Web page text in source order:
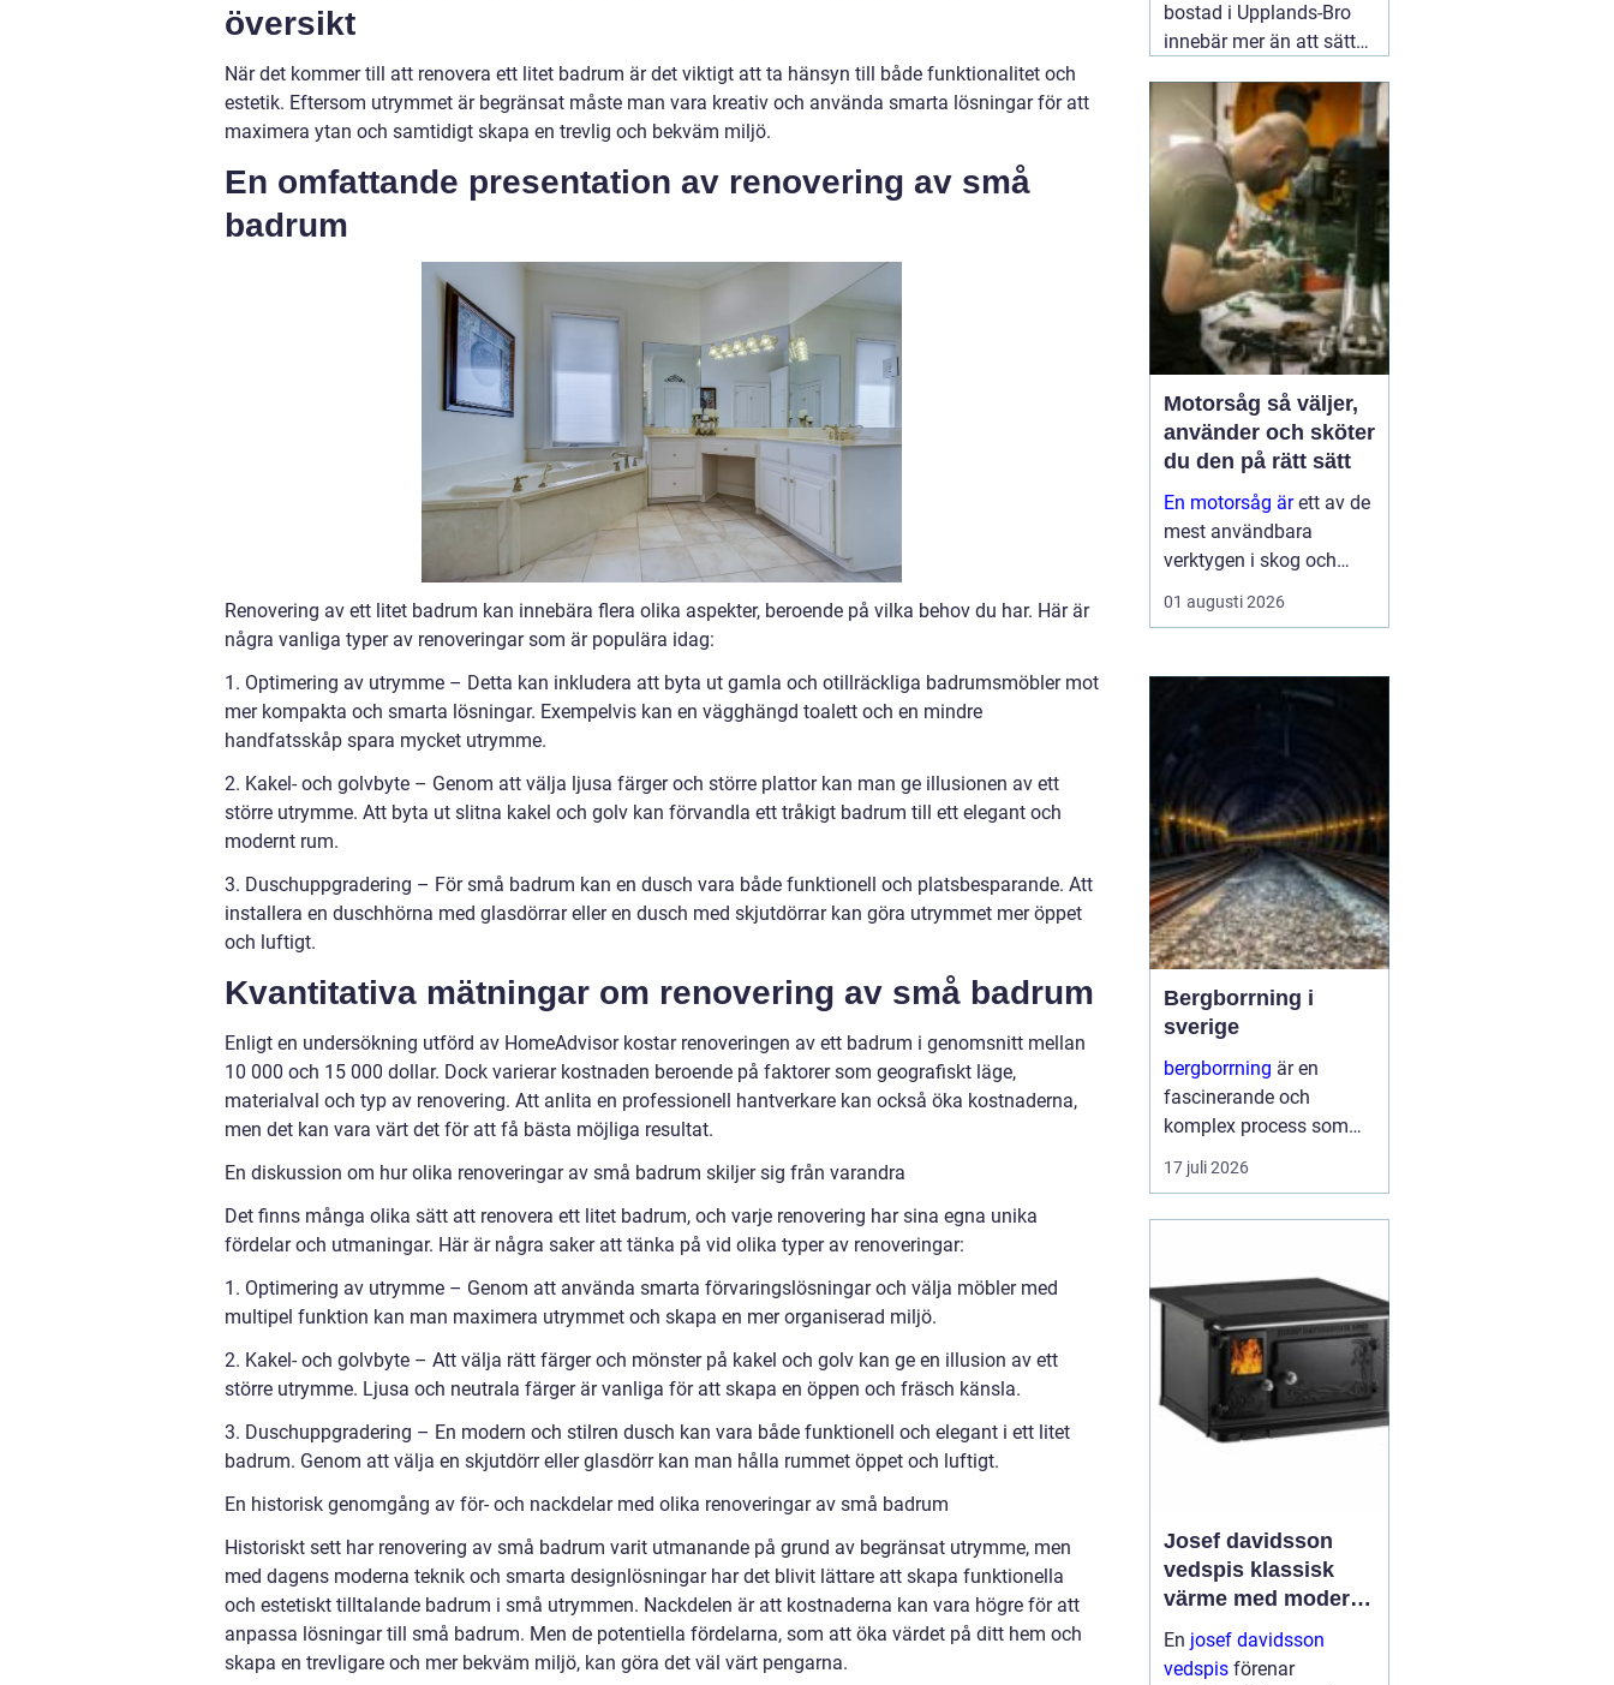
översikt
När det kommer till att renovera ett litet badrum är det viktigt att ta hänsyn till både funktionalitet och
estetik. Eftersom utrymmet är begränsat måste man vara kreativ och använda smarta lösningar för att
maximera ytan och samtidigt skapa en trevlig och bekväm miljö.
En omfattande presentation av renovering av små
badrum
Renovering av ett litet badrum kan innebära flera olika aspekter, beroende på vilka behov du har. Här är
några vanliga typer av renoveringar som är populära idag:
1. Optimering av utrymme – Detta kan inkludera att byta ut gamla och otillräckliga badrumsmöbler mot
mer kompakta och smarta lösningar. Exempelvis kan en vägghängd toalett och en mindre
handfatsskåp spara mycket utrymme.
2. Kakel- och golvbyte – Genom att välja ljusa färger och större plattor kan man ge illusionen av ett
större utrymme. Att byta ut slitna kakel och golv kan förvandla ett tråkigt badrum till ett elegant och
modernt rum.
3. Duschuppgradering – För små badrum kan en dusch vara både funktionell och platsbesparande. Att
installera en duschhörna med glasdörrar eller en dusch med skjutdörrar kan göra utrymmet mer öppet
och luftigt.
Kvantitativa mätningar om renovering av små badrum
Enligt en undersökning utförd av HomeAdvisor kostar renoveringen av ett badrum i genomsnitt mellan
10 000 och 15 000 dollar. Dock varierar kostnaden beroende på faktorer som geografiskt läge,
materialval och typ av renovering. Att anlita en professionell hantverkare kan också öka kostnaderna,
men det kan vara värt det för att få bästa möjliga resultat.
En diskussion om hur olika renoveringar av små badrum skiljer sig från varandra
Det finns många olika sätt att renovera ett litet badrum, och varje renovering har sina egna unika
fördelar och utmaningar. Här är några saker att tänka på vid olika typer av renoveringar:
1. Optimering av utrymme – Genom att använda smarta förvaringslösningar och välja möbler med
multipel funktion kan man maximera utrymmet och skapa en mer organiserad miljö.
2. Kakel- och golvbyte – Att välja rätt färger och mönster på kakel och golv kan ge en illusion av ett
större utrymme. Ljusa och neutrala färger är vanliga för att skapa en öppen och fräsch känsla.
3. Duschuppgradering – En modern och stilren dusch kan vara både funktionell och elegant i ett litet
badrum. Genom att välja en skjutdörr eller glasdörr kan man hålla rummet öppet och luftigt.
En historisk genomgång av för- och nackdelar med olika renoveringar av små badrum
Historiskt sett har renovering av små badrum varit utmanande på grund av begränsat utrymme, men
med dagens moderna teknik och smarta designlösningar har det blivit lättare att skapa funktionella
och estetiskt tilltalande badrum i små utrymmen. Nackdelen är att kostnaderna kan vara högre för att
anpassa lösningar till små badrum. Men de potentiella fördelarna, som att öka värdet på ditt hem och
skapa en trevligare och mer bekväm miljö, kan göra det väl värt pengarna.
bostad i Upplands-Bro
innebär mer än att sätta
annons. Marknaden rör
sig snabbt, varje område
har sina egna
förutsättningar och små
detaljer kan göra stor
skillnad för slutpriset. En
02 augusti 2026
Motorsåg så väljer,
använder och sköter
du den på rätt sätt
En motorsåg ärett av de
mest användbara
verktygen i skog och
trädgård. Den sparar tid,
gör tunga jobb möjliga
avgörande del av både
yrkesliv och fritid.
Samtidigt kräver
verktyget respekt, kun...
01 augusti 2026
Bergborrning i
sverige
bergborrning är en
fascinerande och
komplex process som
innefattar att borra
genom sten och
av stabila fundament
för...
17 juli 2026
Josef davidsson
vedspis klassisk
värme med modern
funktion
En josef davidsson
vedspis förenar